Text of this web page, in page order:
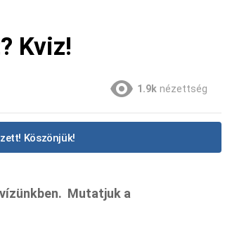
Kviz!
1.9k nézettség
Köszönjük!
Mutatjuk a